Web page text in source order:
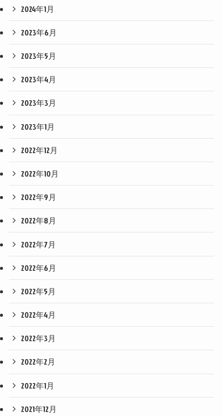
2024年1月
2023年6月
2023年5月
2023年4月
2023年3月
2023年1月
2022年12月
2022年10月
2022年9月
2022年8月
2022年7月
2022年6月
2022年5月
2022年4月
2022年3月
2022年2月
2022年1月
2021年12月